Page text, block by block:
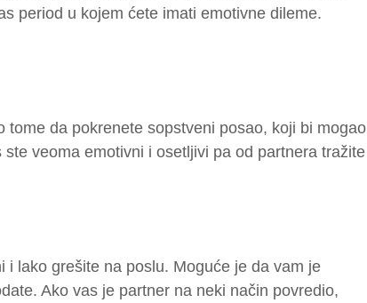
period u kojem ćete imati emotivne dileme.
tome da pokrenete sopstveni posao, koji bi mogao
ste veoma emotivni i osetljivi pa od partnera tražite
i lako grešite na poslu. Moguće je da vam je
Ako vas je partner na neki način povredio,